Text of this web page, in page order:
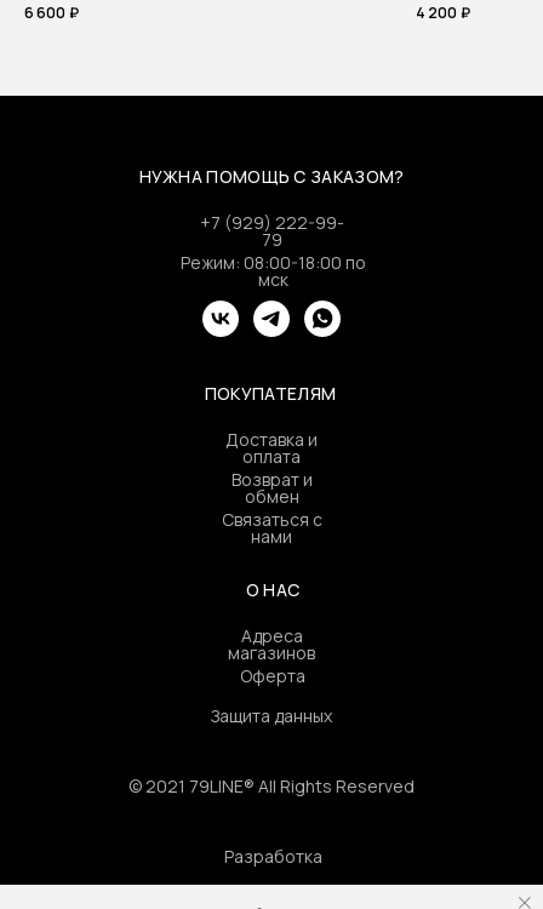
6 600 ₽
4 200 ₽
НУЖНА ПОМОЩЬ С ЗАКАЗОМ?
ПОКУПАТЕЛЯМ
О НАС
+7 (929) 222-99-
79
Режим: 08:00-18:00 по
мск
Доставка и
оплата
Возврат и
обмен
Связаться с
нами
Адреса
магазинов
Оферта
Защита данных
© 2021 79LINE® All Rights Reserved
Разработка